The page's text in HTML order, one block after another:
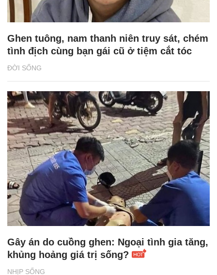
ĐỜI SỐNG
Ghen tuông, nam thanh niên truy sát, chém
tình địch cùng bạn gái cũ ở tiệm cắt tóc
NHỊP SỐNG
Gây án do cuồng ghen: Ngoại tình gia tăng,
khủng hoảng giá trị sống?